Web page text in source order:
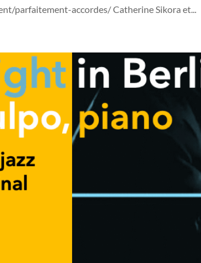
parfaitement-accordes/ Catherine Sikora et...